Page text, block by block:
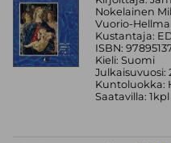
Nokelainen
Vuorio-
Kustantaja:
ISBN:
Kieli: Suomi
Julkaisuvuosi:
Kuntoluokka:
Saatavilla: 1kpl